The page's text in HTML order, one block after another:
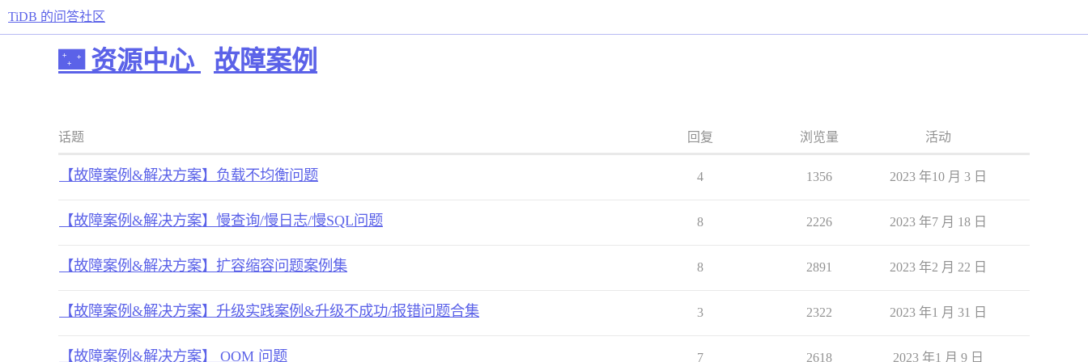
TiDB 的问答社区
🌃 资源中心 故障案例
话题 回复 浏览量 活动
【故障案例&解决方案】负载不均衡问题 4 1356 2023 年10 月 3 日
【故障案例&解决方案】慢查询/慢日志/慢SQL问题 8 2226 2023 年7 月 18 日
【故障案例&解决方案】扩容缩容问题案例集 8 2891 2023 年2 月 22 日
【故障案例&解决方案】升级实践案例&升级不成功/报错问题合集 3 2322 2023 年1 月 31 日
【故障案例&解决方案】 OOM 问题 7 2618 2023 年1 月 9 日